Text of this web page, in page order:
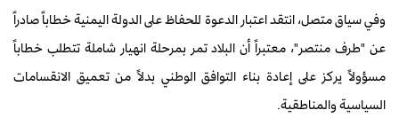
وفي سياق متصل، انتقد اعتبار الدعوة للحفاظ على الدولة اليمنية خطاباً صادراً
عن "طرف منتصر"، معتبراً أن البلاد تمر بمرحلة انهيار شاملة تتطلب خطاباً
مسؤولاً يركز على إعادة بناء التوافق الوطني بدلاً من تعميق الانقسامات
السياسية والمناطقية.